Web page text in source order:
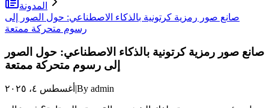
المدونة
صانع صور رمزية كرتونية بالذكاء الاصطناعي: حول الصور إلى
رسوم متحركة ممتعة
صانع صور رمزية كرتونية بالذكاء الاصطناعي: حول الصور
إلى رسوم متحركة ممتعة
أغسطس ٤، ٢٠٢٥ |By admin